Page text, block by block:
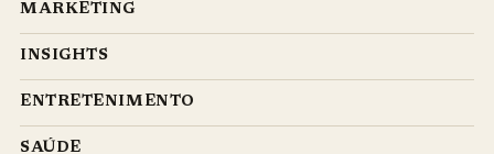
MARKETING
INSIGHTS
ENTRETENIMENTO
SAÚDE